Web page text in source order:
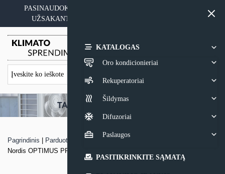
content
PASINAUDOKITE YPATINGAIS KAINOS PASIŪLYMAIS
UŽSAKANT ĮRANGĄ SU MONTAVIMO PASLAUGA
KATALOGAS
Oro kondicionieriai
Rekuperatoriai
Šildymas
Difuzoriai
Paslaugos
PASITIKRINKITE SĄMATĄ
Pagrindinis Parduotuvė
Monoblokinis šilumos siurblys oras – vanduo
Nordis OPTIMUS PRO MONO